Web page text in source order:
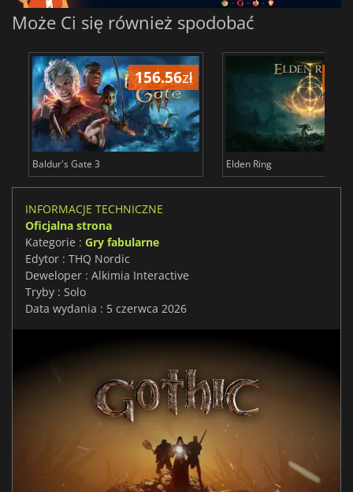
Może Ci się również spodobać
156.56zł
Baldur's Gate 3 Elden Ring
INFORMACJE TECHNICZNE
Oficjalna strona
Kategorie : Gry fabularne
Edytor : THQ Nordic
Deweloper : Alkimia Interactive
Tryby : Solo
Data wydania : 5 czerwca 2026